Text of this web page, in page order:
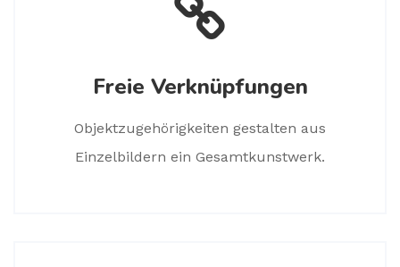
Freie Verknüpfungen
Objektzugehörigkeiten gestalten aus
Einzelbildern ein Gesamtkunstwerk.